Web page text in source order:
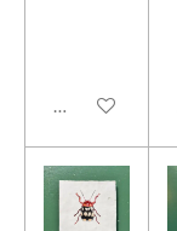
In winkelwagen